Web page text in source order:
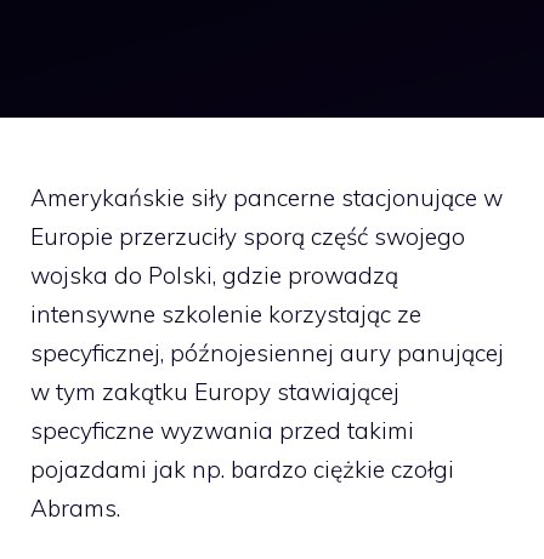
Amerykańskie siły pancerne stacjonujące w
Europie przerzuciły sporą część swojego
wojska do Polski, gdzie prowadzą
intensywne szkolenie korzystając ze
specyficznej, późnojesiennej aury panującej
w tym zakątku Europy stawiającej
specyficzne wyzwania przed takimi
pojazdami jak np. bardzo ciężkie czołgi
Abrams.